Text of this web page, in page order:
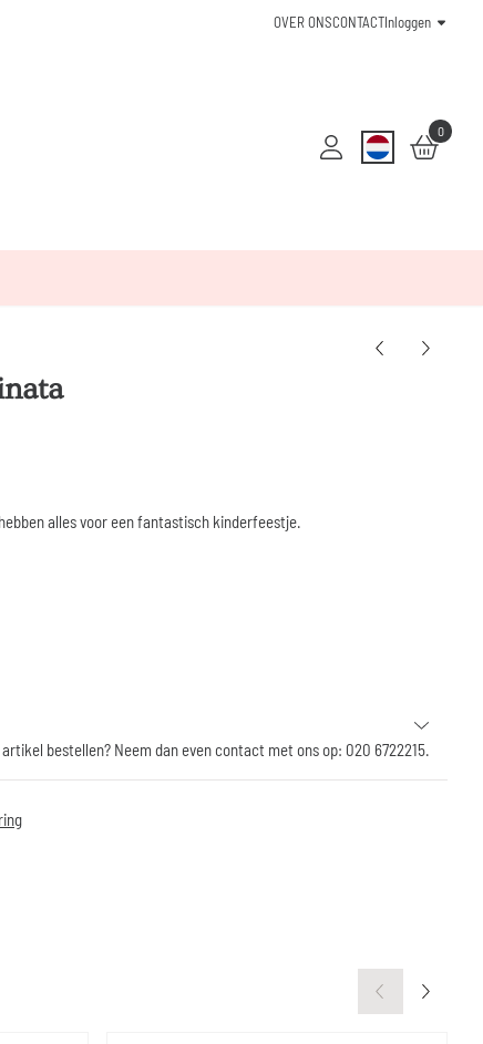
OVER ONSCONTACTInloggen
0
alles voor een fantastisch kinderfeestje.
bestellen? Neem dan even contact met ons op: 020 6722215.